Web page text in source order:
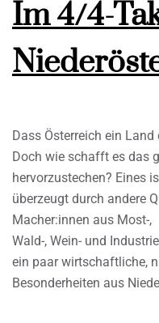
Im 4/4-
Dass Österreich ein
Doch wie schafft es das
hervorzustechen? Eines
überzeugt durch andere
Macher:innen aus Most-,
Wald-, Wein- und
ein paar wirtschaftliche,
Besonderheiten aus